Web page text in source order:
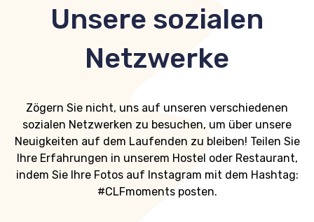
Unsere sozialen
Netzwerke
Zögern Sie nicht, uns auf unseren verschiedenen
sozialen Netzwerken zu besuchen, um über unsere
Neuigkeiten auf dem Laufenden zu bleiben! Teilen Sie
Ihre Erfahrungen in unserem Hostel oder Restaurant,
indem Sie Ihre Fotos auf Instagram mit dem Hashtag:
#CLFmoments posten.